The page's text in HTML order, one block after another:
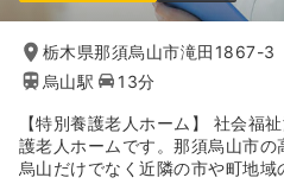
栃木県那須烏山市滝田1867-3
烏山駅
13分
【特別養護老人ホーム】 社会福
護老人ホームです。那須烏山市
烏山だけでなく近隣の市や町地域